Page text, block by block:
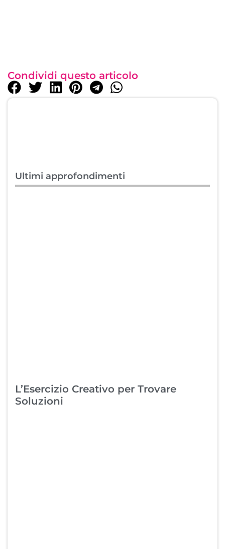
Condividi questo articolo
Ultimi approfondimenti
L’Esercizio Creativo per Trovare
Soluzioni